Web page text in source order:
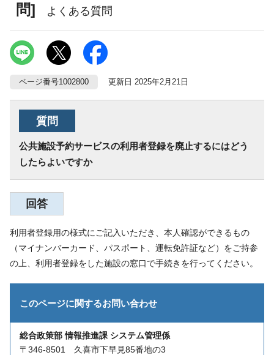
問] よくある質問
ページ番号1002800 更新日 2025年2月21日
質問
公共施設予約サービスの利用者登録を廃止するにはどう
したらよいですか
回答
利用者登録用の様式にご記入いただき、本人確認ができるもの
（マイナンバーカード、パスポート、運転免許証など）をご持参
の上、利用者登録をした施設の窓口で手続きを行ってください。
このページに関するお問い合わせ
総合政策部 情報推進課 システム管理係
〒346-8501 久喜市下早見85番地の3